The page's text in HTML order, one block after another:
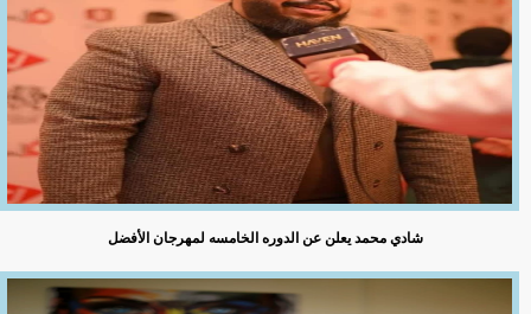
شادي محمد يعلن عن الدوره الخامسه لمهرجان الأفضل